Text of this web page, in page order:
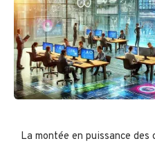
La montée en puissance